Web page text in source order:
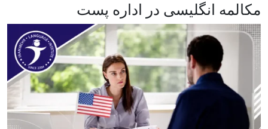
مکالمه انگلیسی در اداره پست